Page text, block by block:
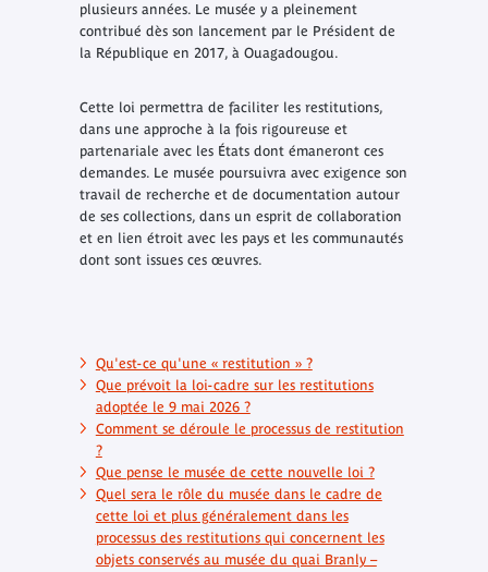
plusieurs années. Le musée y a pleinement
contribué dès son lancement par le Président de
la République en 2017, à Ouagadougou.
Cette loi permettra de faciliter les restitutions,
dans une approche à la fois rigoureuse et
partenariale avec les États dont émaneront ces
demandes. Le musée poursuivra avec exigence son
travail de recherche et de documentation autour
de ses collections, dans un esprit de collaboration
et en lien étroit avec les pays et les communautés
dont sont issues ces œuvres.
Qu'est-ce qu'une « restitution » ?
Que prévoit la loi-cadre sur les restitutions
adoptée le 9 mai 2026 ?
Comment se déroule le processus de restitution
?
Que pense le musée de cette nouvelle loi ?
Quel sera le rôle du musée dans le cadre de
cette loi et plus généralement dans les
processus des restitutions qui concernent les
objets conservés au musée du quai Branly –